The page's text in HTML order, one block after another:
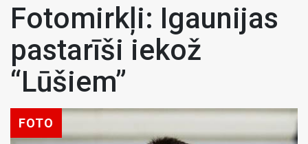
Fotomirkļi: Igaunijas
pastarīši iekož
“Lūšiem”
FOTO